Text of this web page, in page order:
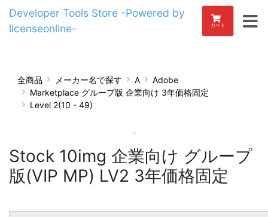
Developer Tools Store -Powered by
licenseonline-
カート
全商品 メーカー名で探す A
Adobe
Marketplace グループ版 企業向け 3年価格固定
Level 2(10 - 49)
Stock 10img 企業向け グループ
版(VIP MP) LV2 3年価格固定